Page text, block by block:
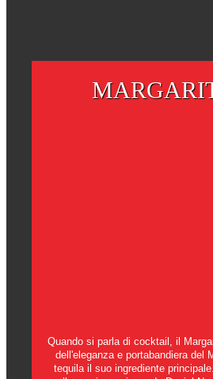
Quando si parla di cocktail, il
dell'eleganza e portabandiera del
tequila il suo ingrediente